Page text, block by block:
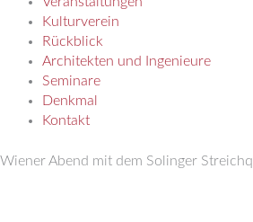
Kulturverein
Rückblick
Architekten und Ingenieure
Seminare
Denkmal
Kontakt
Wiener Abend mit dem Solinger